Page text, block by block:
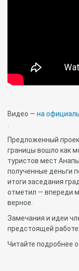
Видео — на
Предложенный
границы вошло как
туристов мест
полученные деньги
итоги заседания
отметил — впереди
верное.
Замечания и идеи
предстоящей работе.
Читайте подробнее